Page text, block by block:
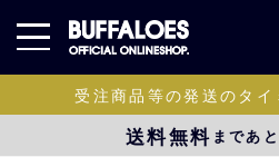
受注商品等の発送のタイ
送料無料 まであと